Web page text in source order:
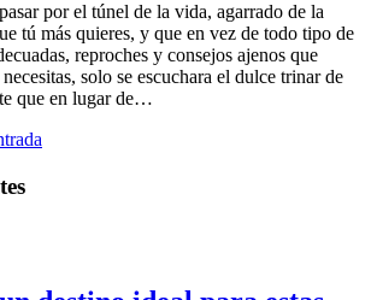
por el túnel de la vida, agarrado de la
tú más quieres, y que en vez de todo tipo de
reproches y consejos ajenos que
solo se escuchara el dulce trinar de
que en lugar de…